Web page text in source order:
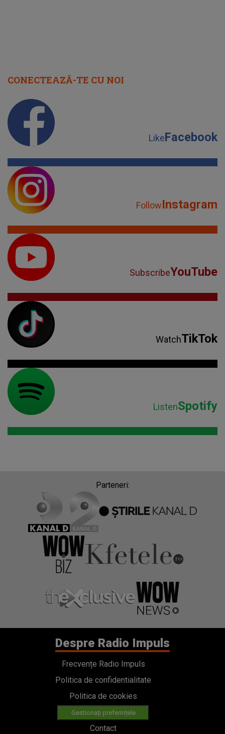
CONECTEAZĂ-TE CU NOI
LikeFacebook
FollowInstagram
SubscribeYouTube
WatchTikTok
ListenSpotify
Parteneri:
Despre Radio Impuls
Frecvențe Radio Impuls
Politica de confidentialitate
Politica de cookies
Gestionați preferințele
Contact